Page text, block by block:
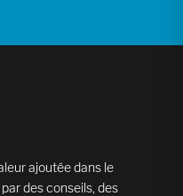
ajoutée dans le
des conseils, des